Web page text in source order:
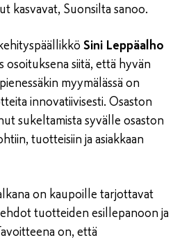
kasvavat, Suonsilta sanoo.
Sini Leppäalho
osoituksena siitä, että hyvän
myymälässä on
innovatiivisesti. Osaston
sukeltamista syvälle osaston
tuotteisiin ja asiakkaan
on kaupoille tarjottavat
tuotteiden esillepanoon ja
on, että